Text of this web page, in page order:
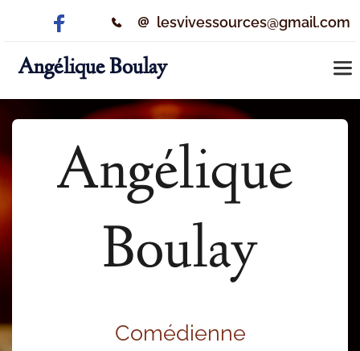
lesvivessources@gmail.com
Angélique Boulay
Angélique
Boulay
Comédienne